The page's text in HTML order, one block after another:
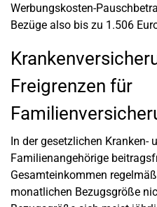
Werbungskosten-
Bezüge also bis zu 1.506
Freigrenzen für
In der gesetzlichen Kranken-
Familienangehörige
Gesamteinkommen
monatlichen Bezugsgröße